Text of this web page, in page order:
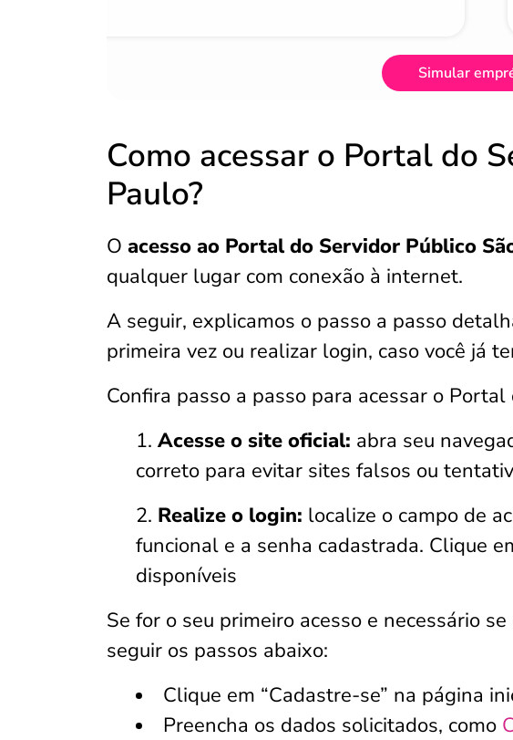
Simular
Como acessar o Portal do
Paulo?
O acesso ao Portal do Servidor Público
qualquer lugar com conexão à internet.
A seguir, explicamos o passo a passo
primeira vez ou realizar login, caso você já
Confira passo a passo para acessar o Portal
Acesse o site oficial: abra seu
correto para evitar sites falsos ou
Realize o login: localize o campo de
funcional e a senha cadastrada. Clique
disponíveis
Se for o seu primeiro acesso e necessário
seguir os passos abaixo:
Clique em “Cadastre-se” na página
Preencha os dados solicitados, como